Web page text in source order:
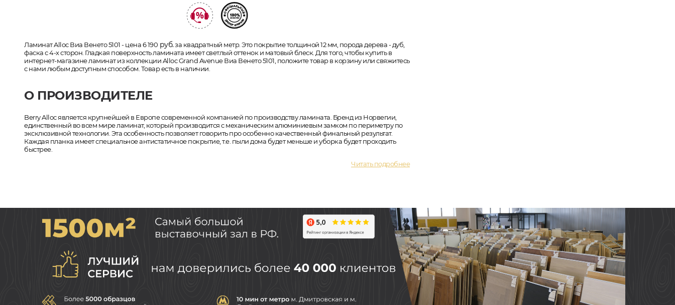
Ламинат Alloc Виа Венето 5101 - цена 6 190 руб.за квадратный метр. Это покрытие толщиной 12 мм, порода дерева - дуб,
фаска с 4-х сторон. Гладкая поверхность ламината имеет светлый оттенок и матовый блеск. Для того, чтобы купить в
интернет-магазине ламинат из коллекции Alloc Grand Avenue Виа Венето 5101, положите товар в корзину или свяжитесь
с нами любым доступным способом. Товар есть в наличии.
О ПРОИЗВОДИТЕЛЕ
Berry Alloc является крупнейшей в Европе современной компанией по производству ламината. Бренд из Норвегии,
единственный во всем мире ламинат, который производится с механическим алюминиевым замком по периметру по
эксклюзивной технологии. Эта особенность позволяет говорить про особенно качественный финальный результат.
Каждая планка имеет специальное антистатичное покрытие, т.е. пыли дома будет меньше и уборка будет проходить
быстрее.
Читать подробнее